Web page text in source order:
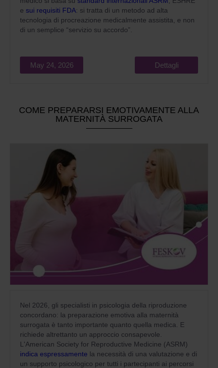
e sui requisiti FDA: si tratta di un metodo ad alta
tecnologia di procreazione medicalmente assistita, e non
di un semplice “servizio su accordo”.
May 24, 2026 Dettagli
COME PREPARARSI EMOTIVAMENTE ALLA
MATERNITÀ SURROGATA
Nel 2026, gli specialisti in psicologia della riproduzione
concordano: la preparazione emotiva alla maternità
surrogata è tanto importante quanto quella medica. E
richiede altrettanto un approccio consapevole.
L'American Society for Reproductive Medicine (ASRM)
indica espressamente la necessità di una valutazione e di
un supporto psicologico per tutti i partecipanti ai percorsi